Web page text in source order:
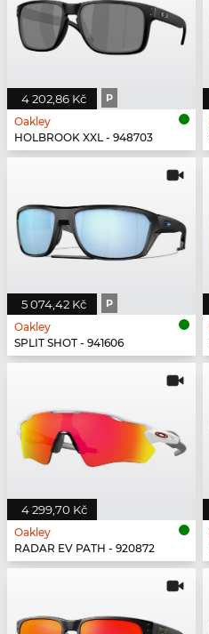
4 202,86 Kč P
Oakley
HOLBROOK XXL - 948703
5 074,42 Kč P
Oakley
SPLIT SHOT - 941606
4 299,70 Kč
Oakley
RADAR EV PATH - 920872